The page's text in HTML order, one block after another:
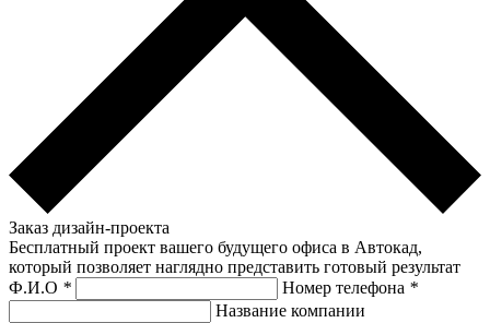
Заказ дизайн-проекта
Бесплатный проект вашего будущего офиса в Автокад,
который позволяет наглядно представить готовый результат
Ф.И.О * Номер телефона *
Название компании